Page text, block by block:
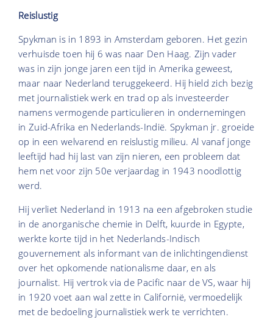
Reislustig
Spykman is in 1893 in Amsterdam geboren. Het gezin
verhuisde toen hij 6 was naar Den Haag. Zijn vader
was in zijn jonge jaren een tijd in Amerika geweest,
maar naar Nederland teruggekeerd. Hij hield zich bezig
met journalistiek werk en trad op als investeerder
namens vermogende particulieren in ondernemingen
in Zuid-Afrika en Nederlands-Indië. Spykman jr. groeide
op in een welvarend en reislustig milieu. Al vanaf jonge
leeftijd had hij last van zijn nieren, een probleem dat
hem net voor zijn 50e verjaardag in 1943 noodlottig
werd.
Hij verliet Nederland in 1913 na een afgebroken studie
in de anorganische chemie in Delft, kuurde in Egypte,
werkte korte tijd in het Nederlands-Indisch
gouvernement als informant van de inlichtingendienst
over het opkomende nationalisme daar, en als
journalist. Hij vertrok via de Pacific naar de VS, waar hij
in 1920 voet aan wal zette in Californië, vermoedelijk
met de bedoeling journalistiek werk te verrichten.